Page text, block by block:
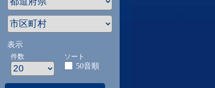
表示
件数 ソート
50音順